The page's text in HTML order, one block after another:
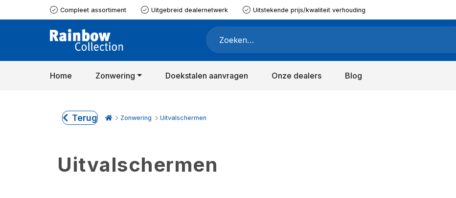
Compleet assortiment Uitgebreid dealernetwerk Uitstekende prijs/kwaliteit verhouding
Home Zonwering Doekstalen aanvragen Onze dealers Blog
Terug Zonwering Uitvalschermen
Uitvalschermen